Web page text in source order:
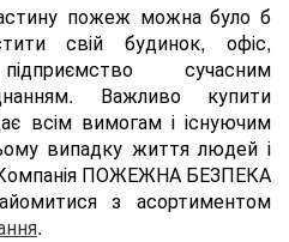
пожеж можна було б
свій будинок, офіс,
сучасним
Важливо купити
всім вимогам і існуючим
випадку життя людей і
Компанія ПОЖЕЖНА БЕЗПЕКА
з асортиментом
.